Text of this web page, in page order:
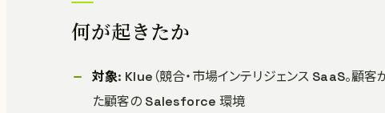
何が起きたか
対象: Klue（競合・市場インテリジェンス SaaS。顧
た顧客の Salesforce 環境